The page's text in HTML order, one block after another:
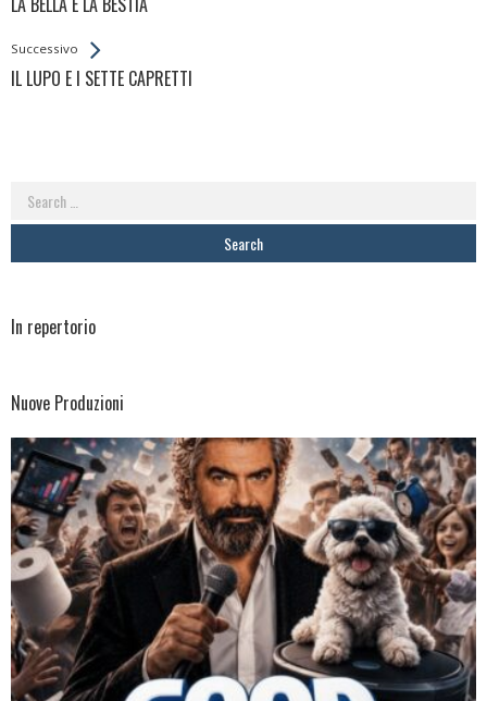
Successivo
IL LUPO E I SETTE CAPRETTI
Search
for:
In repertorio
Nuove Produzioni